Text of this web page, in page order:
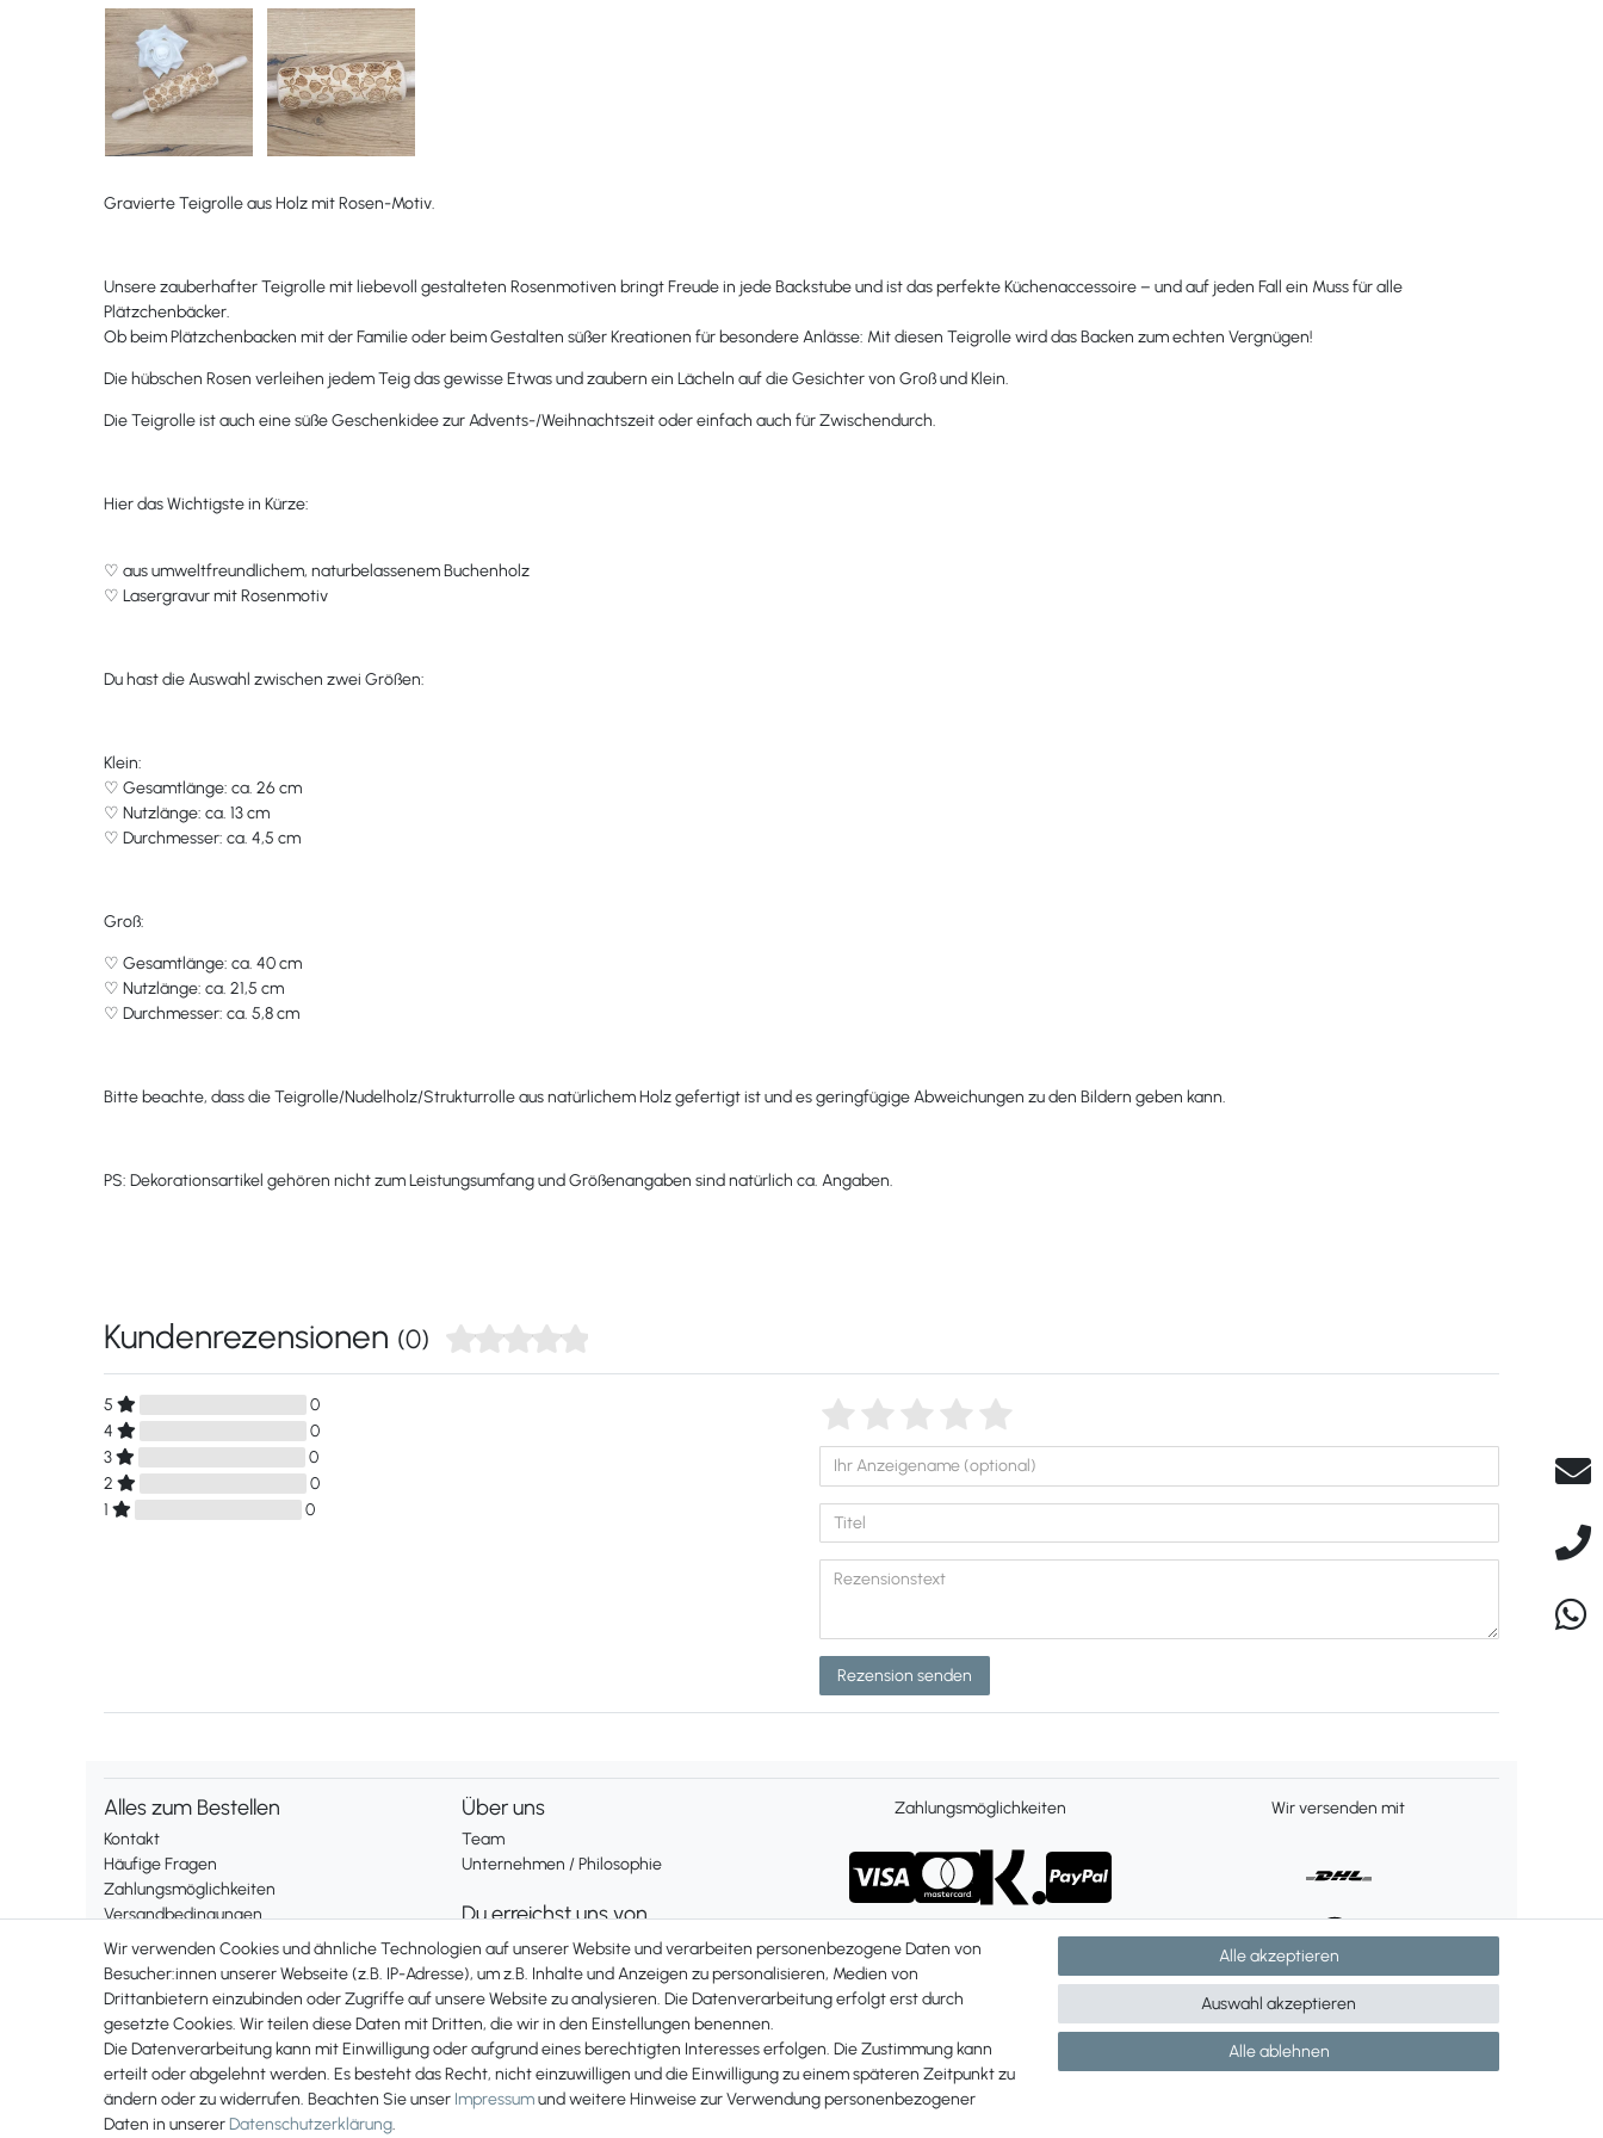
Gravierte Teigrolle aus Holz mit Rosen-Motiv.
Unsere zauberhafter Teigrolle mit liebevoll gestalteten Rosenmotiven bringt Freude in jede Backstube und ist das perfekte Küchenaccessoire – und auf jeden Fall ein Muss für alle
Plätzchenbäcker.
Ob beim Plätzchenbacken mit der Familie oder beim Gestalten süßer Kreationen für besondere Anlässe: Mit diesen Teigrolle wird das Backen zum echten Vergnügen!
Die hübschen Rosen verleihen jedem Teig das gewisse Etwas und zaubern ein Lächeln auf die Gesichter von Groß und Klein.
Die Teigrolle ist auch eine süße Geschenkidee zur Advents-/Weihnachtszeit oder einfach auch für Zwischendurch.
Hier das Wichtigste in Kürze:
♡ aus umweltfreundlichem, naturbelassenem Buchenholz
♡ Lasergravur mit Rosenmotiv
Du hast die Auswahl zwischen zwei Größen:
Klein:
♡ Gesamtlänge: ca. 26 cm
♡ Nutzlänge: ca. 13 cm
♡ Durchmesser: ca. 4,5 cm
Groß:
♡ Gesamtlänge: ca. 40 cm
♡ Nutzlänge: ca. 21,5 cm
♡ Durchmesser: ca. 5,8 cm
Bitte beachte, dass die Teigrolle/Nudelholz/Strukturrolle aus natürlichem Holz gefertigt ist und es geringfügige Abweichungen zu den Bildern geben kann.
PS: Dekorationsartikel gehören nicht zum Leistungsumfang und Größenangaben sind natürlich ca. Angaben.
Kundenrezensionen (0)
5
0
4
0
3
0
2
0
1
0
Rezension senden
Alles zum Bestellen
Kontakt
Häufige Fragen
Zahlungsmöglichkeiten
Versandbedingungen
Widerrufsrecht
Vertrag widerrufen
Rechtliches
Impressum
AGB
Datenschutzerklärung
Über uns
Team
Unternehmen / Philosophie
Du erreichst uns von
Montag bis Freitag 9 bis 16 Uhr
Telefonisch und per Whatsapp
erreichst Du uns unter:
+49 561 287 907 84
Zahlungsmöglichkeiten Wir versenden mit
Wir verwenden Cookies und ähnliche Technologien auf unserer Website und verarbeiten personenbezogene Daten von
Besucher:innen unserer Webseite (z.B. IP-Adresse), um z.B. Inhalte und Anzeigen zu personalisieren, Medien von
Drittanbietern einzubinden oder Zugriffe auf unsere Website zu analysieren. Die Datenverarbeitung erfolgt erst durch
gesetzte Cookies. Wir teilen diese Daten mit Dritten, die wir in den Einstellungen benennen.
Die Datenverarbeitung kann mit Einwilligung oder aufgrund eines berechtigten Interesses erfolgen. Die Zustimmung kann
erteilt oder abgelehnt werden. Es besteht das Recht, nicht einzuwilligen und die Einwilligung zu einem späteren Zeitpunkt zu
ändern oder zu widerrufen. Beachten Sie unser Impressumund weitere Hinweise zur Verwendung personenbezogener
Daten in unsererDaten­schutz­erklärung.
Alle akzeptieren
Alle ablehnen
Auswahl akzeptieren